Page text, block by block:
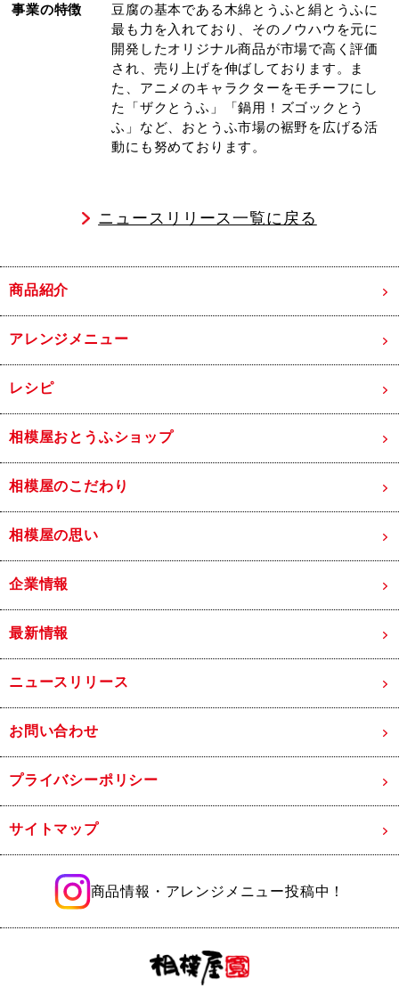
事業の特徴
豆腐の基本である木綿とうふと絹とうふに
最も力を入れており、そのノウハウを元に
開発したオリジナル商品が市場で高く評価
され、売り上げを伸ばしております。ま
た、アニメのキャラクターをモチーフにし
た「ザクとうふ」「鍋用！ズゴックとう
ふ」など、おとうふ市場の裾野を広げる活
動にも努めております。
ニュースリリース一覧に戻る
商品紹介
アレンジメニュー
レシピ
相模屋おとうふショップ
相模屋のこだわり
相模屋の思い
企業情報
最新情報
ニュースリリース
お問い合わせ
プライバシーポリシー
サイトマップ
商品情報・アレンジメニュー投稿中！